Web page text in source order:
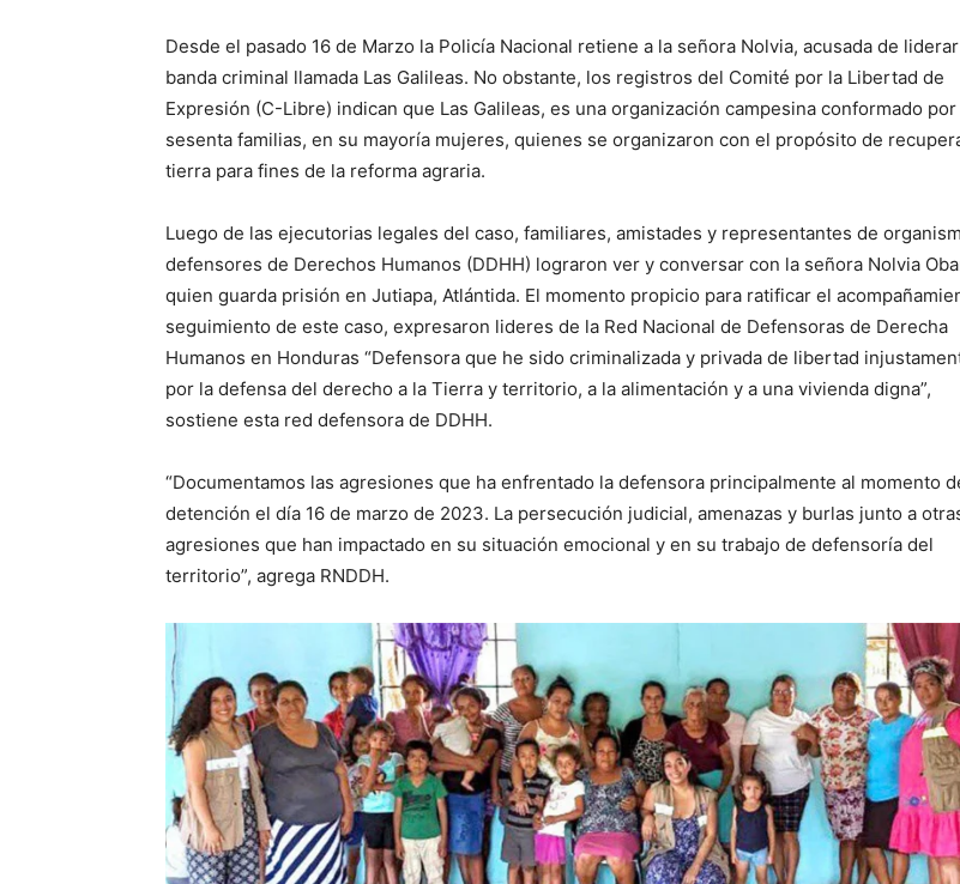
Desde el pasado 16 de Marzo la Policía Nacional retiene a la señora Nolvia, acusada de
banda criminal llamada Las Galileas. No obstante, los registros del Comité por la Libertad de
Expresión (C-Libre) indican que Las Galileas, es una organización campesina conformado por
sesenta familias, en su mayoría mujeres, quienes se organizaron con el propósito de
tierra para fines de la reforma agraria.
Luego de las ejecutorias legales del caso, familiares, amistades y representantes de
defensores de Derechos Humanos (DDHH) lograron ver y conversar con la señora Nolvia
quien guarda prisión en Jutiapa, Atlántida. El momento propicio para ratificar el
seguimiento de este caso, expresaron lideres de la Red Nacional de Defensoras de Derecha
Humanos en Honduras “Defensora que he sido criminalizada y privada de libertad
por la defensa del derecho a la Tierra y territorio, a la alimentación y a una vivienda digna”,
sostiene esta red defensora de DDHH.
“Documentamos las agresiones que ha enfrentado la defensora principalmente al momento
detención el día 16 de marzo de 2023. La persecución judicial, amenazas y burlas junto a
agresiones que han impactado en su situación emocional y en su trabajo de defensoría del
territorio”, agrega RNDDH.